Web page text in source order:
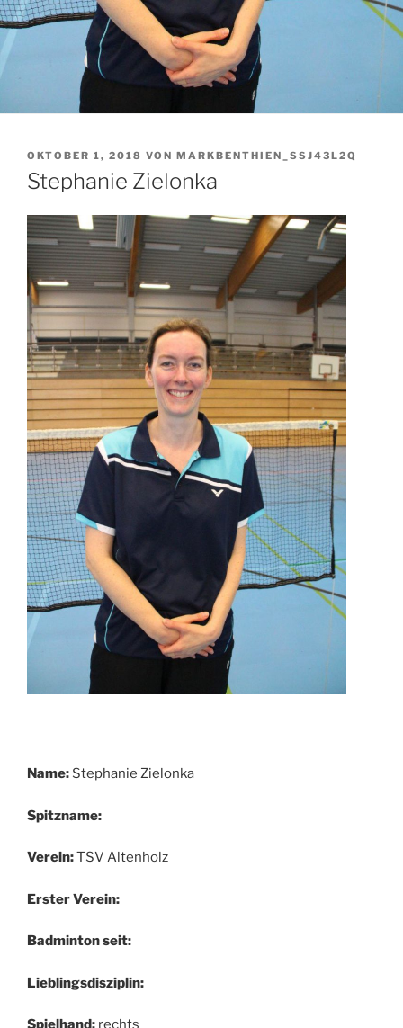
VERÖFFENTLICHT
AM
OKTOBER 1, 2018 VON MARKBENTHIEN_SSJ43L2Q
Stephanie Zielonka
Name: Stephanie Zielonka
Spitzname:
Verein:TSV Altenholz
Erster Verein:
Badminton seit:
Lieblingsdisziplin:
Spielhand: rechts